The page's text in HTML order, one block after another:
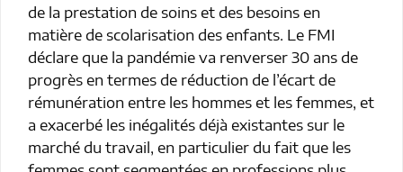
de la prestation de soins et des besoins en
matière de scolarisation des enfants. Le FMI
déclare que la pandémie va renverser 30 ans de
progrès en termes de réduction de l’écart de
rémunération entre les hommes et les femmes, et
a exacerbé les inégalités déjà existantes sur le
marché du travail, en particulier du fait que les